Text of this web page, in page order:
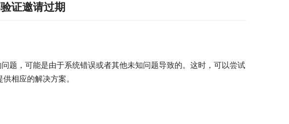
证邀请过期
题，可能是由于系统错误或者其他未知问题导致的。这时，可以尝试
相应的解决方案。